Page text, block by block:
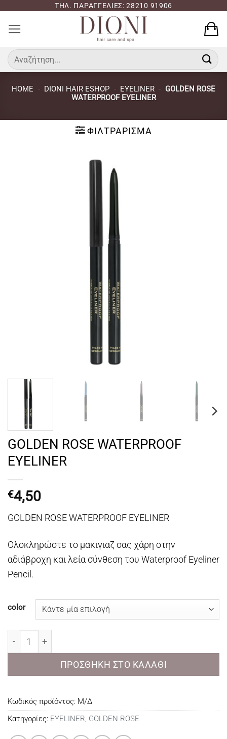
περιεχόμενο
ΤΗΛ. ΠΑΡΑΓΓΕΛΙΕΣ: 28210 91906
Αναζήτηση
για:
HOME - DIONI HAIR ESHOP - EYELINER - GOLDEN ROSE
WATERPROOF EYELINER
ΦΙΛΤΡΆΡΙΣΜΑ
GOLDEN ROSE WATERPROOF
EYELINER
€4,50
GOLDEN ROSE WATERPROOF EYELINER
Ολοκληρώστε το μακιγιαζ σας χάρη στην
αδιάβροχη και λεία σύνθεση του Waterproof Eyeliner
Pencil.
color
ΠΡΟΣΘΉΚΗ ΣΤΟ ΚΑΛΆΘΙ
Κωδικός προϊόντος: Μ/Δ
Κατηγορίες: EYELINER, GOLDEN ROSE